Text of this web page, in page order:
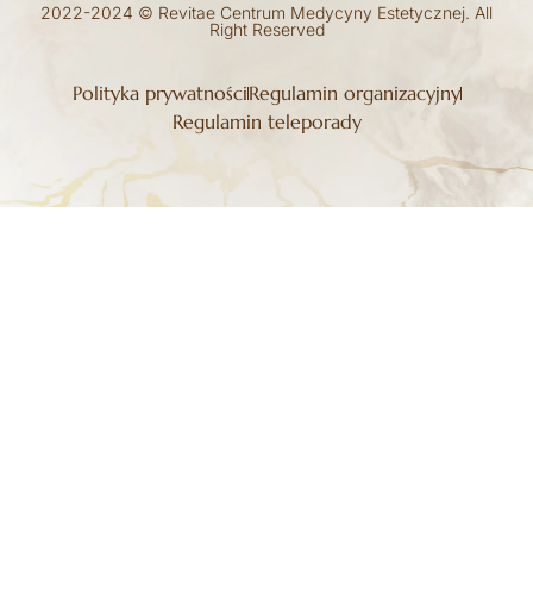
2022-2024 © Revitae Centrum Medycyny Estetycznej. All
Right Reserved
Polityka prywatnościRegulamin organizacyjny
Regulamin teleporady